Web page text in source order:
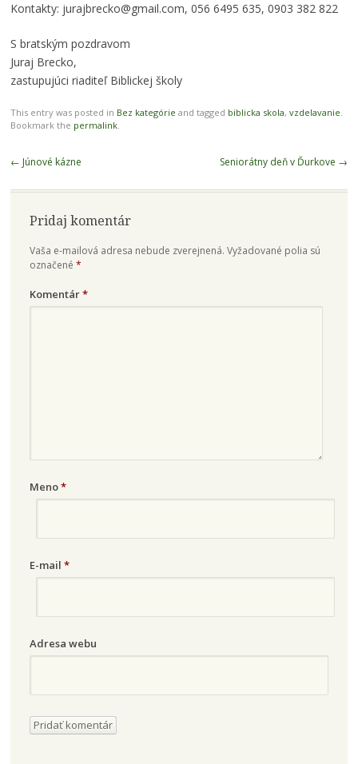
Kontakty: jurajbrecko@gmail.com, 056 6495 635, 0903 382 822
S bratským pozdravom
Juraj Brecko,
zastupujúci riaditeľ Biblickej školy
This entry was posted in Bez kategórie and tagged biblicka skola, vzdelavanie.
Bookmark the permalink.
Post navigation
← Júnové kázne Seniorátny deň v Ďurkove →
Pridaj komentár
Vaša e-mailová adresa nebude zverejnená. Vyžadované polia sú
označené *
Komentár*
Meno*
E-mail *
Adresa webu